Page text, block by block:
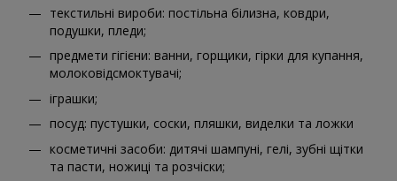
текстильні вироби: постільна білизна, ковдри,
подушки, пледи;
предмети гігієни: ванни, горщики, гірки для купання,
молоковідсмоктувачі;
іграшки;
посуд: пустушки, соски, пляшки, виделки та ложки
косметичні засоби: дитячі шампуні, гелі, зубні щітки
та пасти, ножиці та розчіски;